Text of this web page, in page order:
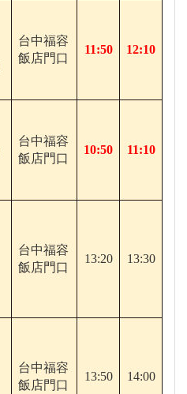
台中福容
飯店門口
11:50 12:10
台中福容
飯店門口
10:50 11:10
台中福容
飯店門口
13:20 13:30
台中福容
飯店門口
13:50 14:00